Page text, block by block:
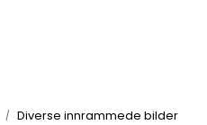
Diverse innrammede bilder